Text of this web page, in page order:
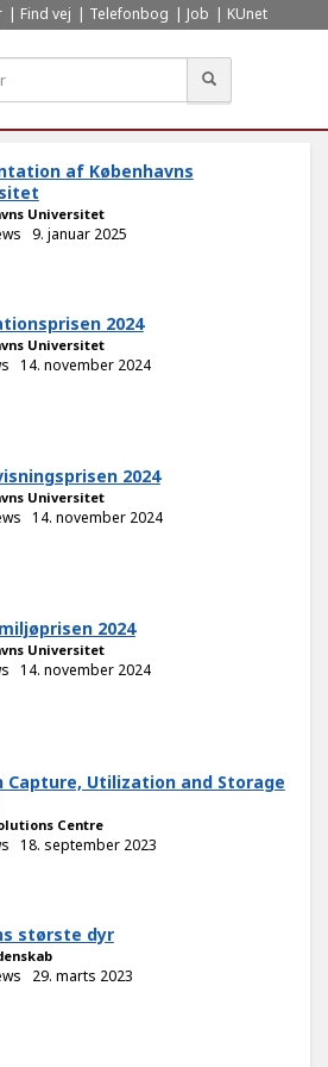
Find vej Telefonbog Job KUnet
af Københavns
Universitet
9. januar 2025
2024
Universitet
14. november 2024
2024
Universitet
14. november 2024
2024
Universitet
14. november 2024
Capture, Utilization and Storage
Centre
18. september 2023
største dyr
29. marts 2023